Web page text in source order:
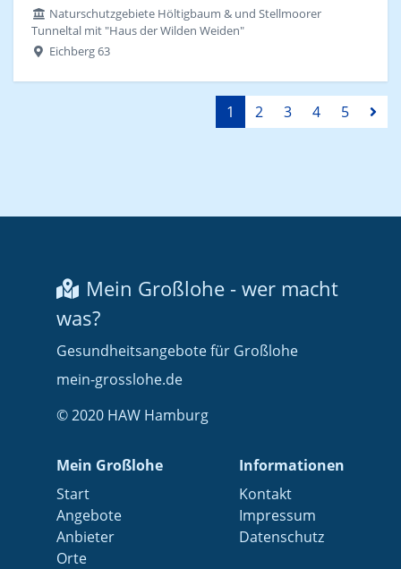
Naturschutzgebiete Höltigbaum & und Stellmoorer
Tunneltal mit "Haus der Wilden Weiden"
Eichberg 63
1 2 3 4 5
Mein Großlohe - wer macht
was?
Gesundheitsangebote für Großlohe
mein-grosslohe.de
© 2020 HAW Hamburg
Mein Großlohe
Start
Angebote
Anbieter
Orte
Informationen
Kontakt
Impressum
Datenschutz